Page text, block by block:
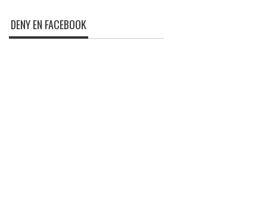
DENY EN FACEBOOK